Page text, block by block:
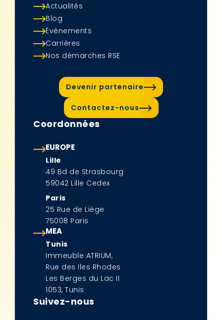
Actualités
Blog
Évènements
Carrières
Nos démarches RSE
Devenir partenaire
Contactez-nous
Coordonnées
EUROPE
Lille
49 Bd de Strasbourg
59042 Lille Cedex
Paris
25 Rue de Liège
75008 Paris
MEA
Tunis
Immeuble ATRIUM,
Rue des Iles Rhodes
Les Berges du Lac II
1053, Tunis
Suivez-nous